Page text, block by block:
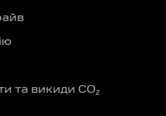
та викиди CO₂